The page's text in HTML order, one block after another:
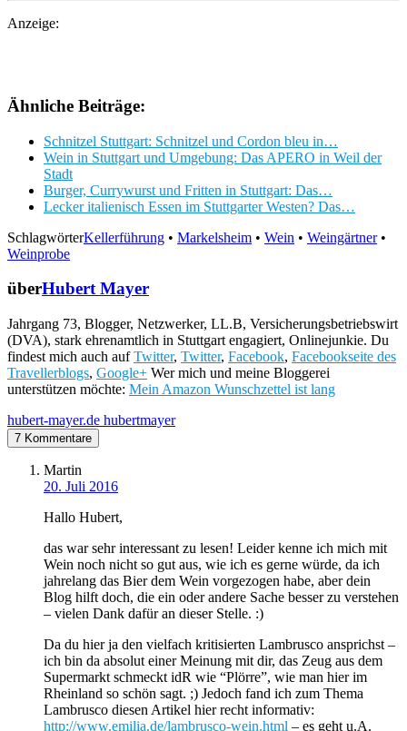
Anzeige:
Ähnliche Beiträge:
Schnitzel Stuttgart: Schnitzel und Cordon bleu in…
Wein in Stuttgart und Umgebung: Das APERO in Weil der
Stadt
Burger, Currywurst und Fritten in Stuttgart: Das…
Lecker italienisch Essen im Stuttgarter Westen? Das…
SchlagwörterKellerführung • Markelsheim • Wein • Weingärtner•
Weinprobe
überHubert Mayer
Jahrgang 73, Blogger, Netzwerker, LL.B, Versicherungsbetriebswirt
(DVA), stark ehrenamtlich in Stuttgart engagiert, Onlinejunkie. Du
findest mich auch aufTwitter, Twitter, Facebook, Facebookseite des
Travellerblogs, Google+ Wer mich und meine Bloggerei
unterstützen möchte: Mein Amazon Wunschzettel ist lang
hubert-mayer.de hubertmayer
7 Kommentare
Martin
20. Juli 2016
Hallo Hubert,
das war sehr interessant zu lesen! Leider kenne ich mich mit
Wein noch nicht so gut aus, wie ich es gerne würde, da ich
jahrelang das Bier dem Wein vorgezogen habe, aber dein
Blog hilft doch, die ein oder andere Sache besser zu verstehen
– vielen Dank dafür an dieser Stelle. :)
Da du hier ja den vielfach kritisierten Lambrusco ansprichst –
ich bin da absolut einer Meinung mit dir, das Zeug aus dem
Supermarkt schmeckt idR wie “Plörre”, wie man hier im
Rheinland so schön sagt. ;) Jedoch fand ich zum Thema
Lambrusco diesen Artikel hier recht informativ:
http://www.emilia.de/lambrusco-wein.html – es geht u.A.